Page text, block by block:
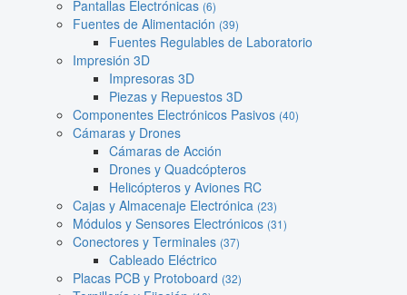
Pantallas Electrónicas (6)
Fuentes de Alimentación (39)
Fuentes Regulables de Laboratorio
Impresión 3D
Impresoras 3D
Piezas y Repuestos 3D
Componentes Electrónicos Pasivos (40)
Cámaras y Drones
Cámaras de Acción
Drones y Quadcópteros
Helicópteros y Aviones RC
Cajas y Almacenaje Electrónica (23)
Módulos y Sensores Electrónicos (31)
Conectores y Terminales (37)
Cableado Eléctrico
Placas PCB y Protoboard (32)